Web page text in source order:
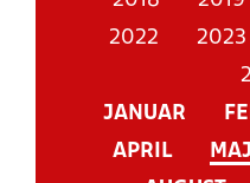
2022
2023
JANUAR
APRIL
MAJ